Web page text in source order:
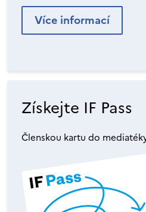
Více informací
Získejte IF Pass
Členskou kartu do